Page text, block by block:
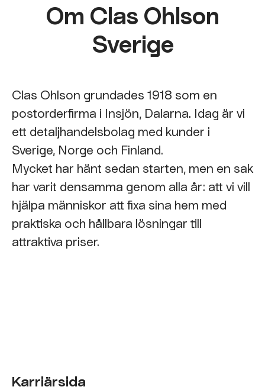
Om Clas Ohlson
Sverige
Clas Ohlson grundades 1918 som en
postorderfirma i Insjön, Dalarna. Idag är vi
ett detaljhandelsbolag med kunder i
Sverige, Norge och Finland.
Mycket har hänt sedan starten, men en sak
har varit densamma genom alla år: att vi vill
hjälpa människor att fixa sina hem med
praktiska och hållbara lösningar till
attraktiva priser.
Karriärsida